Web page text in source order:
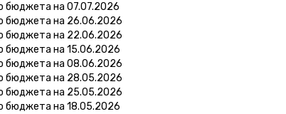
бюджета на 07.07.2026
бюджета на 26.06.2026
бюджета на 22.06.2026
бюджета на 15.06.2026
бюджета на 08.06.2026
бюджета на 28.05.2026
бюджета на 25.05.2026
бюджета на 18.05.2026